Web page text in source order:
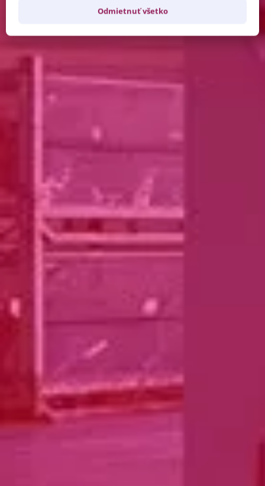
Odmietnuť všetko